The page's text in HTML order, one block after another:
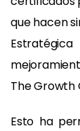
que hacen
The Growth
Esto ha